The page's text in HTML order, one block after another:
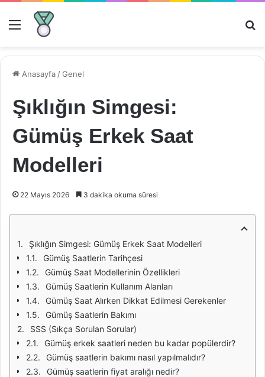
Menü
Anasayfa /Genel
Şıklığın Simgesi:
Gümüş Erkek Saat
Modelleri
22 Mayıs 2026 3 dakika okuma süresi
Şıklığın Simgesi: Gümüş Erkek Saat Modelleri
Gümüş Saatlerin Tarihçesi
Gümüş Saat Modellerinin Özellikleri
Gümüş Saatlerin Kullanım Alanları
Gümüş Saat Alırken Dikkat Edilmesi Gerekenler
Gümüş Saatlerin Bakımı
SSS (Sıkça Sorulan Sorular)
Gümüş erkek saatleri neden bu kadar popülerdir?
Gümüş saatlerin bakımı nasıl yapılmalıdır?
Gümüş saatlerin fiyat aralığı nedir?